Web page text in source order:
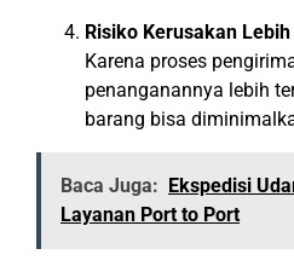
Risiko Kerusakan Lebih
Karena proses
penanganannya lebih
barang bisa
Baca Juga: Ekspedisi
Layanan Port to Port